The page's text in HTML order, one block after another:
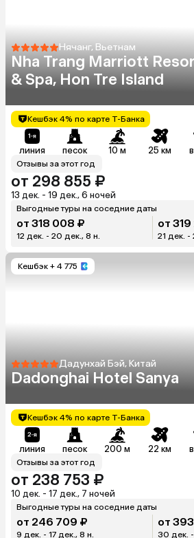
Нячанг, Вьетнам
Nha Trang Marriott
& Spa, Hon Tre Island
Кешбэк 4% по карте Т-Банка
линия песок 10 м 25 км
Отзывы за этот год
от 298 855 ₽
13 дек. - 19 дек., 6 ночей
Выгодные туры на соседние даты
от 318 008 ₽
12 дек. - 20 дек., 8 н.
от
21 дек. -
Кешбэк + 4 775
Дадунхай Бэй, Китай
Dadonghai Hotel Sanya
Кешбэк 4% по карте Т-Банка
линия песок 200 м 22 км
Отзывы за этот год
от 238 753 ₽
10 дек. - 17 дек., 7 ночей
Выгодные туры на соседние даты
от 246 709 ₽
9 дек. - 17 дек., 8 н.
от
30 дек. -